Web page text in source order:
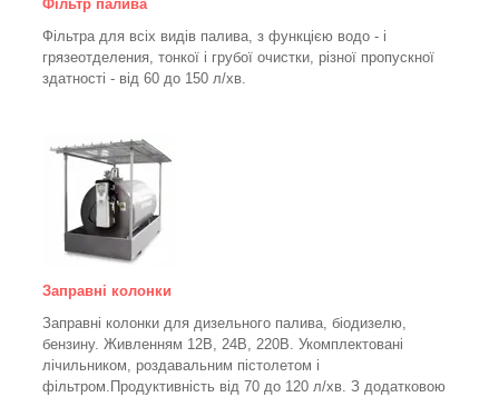
Фільтр палива
Фільтра для всіх видів палива, з функцією водо - і
грязеотделения, тонкої і грубої очистки, різної пропускної
здатності - від 60 до 150 л/хв
Заправні колонки
Заправні колонки для дизельного палива, біодизелю,
бензину. Живленням 12В, 24В, 220В. Укомплектовані
лічильником, роздавальним пістолетом і
фільтром. Продуктивність від 70 до 120 л/хв. З додатковою